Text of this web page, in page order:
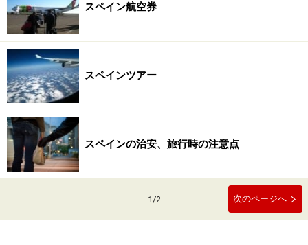
スペイン航空券
スペインツアー
スペインの治安、旅行時の注意点
1/2 次のページへ